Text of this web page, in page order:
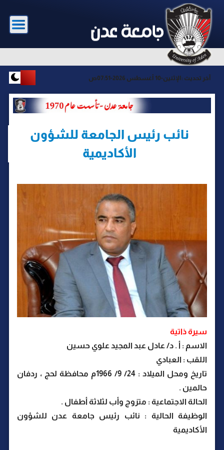
آخر تحديث : الإثنين-10 أغسطس 2026-07:51ص
نائب رئيس الجامعة للشؤون
الأكاديمية
سيرة ذاتية
الاسم : أ . د/ عادل عبد المجيد علوي حسين
اللقب : العبادي
تاريخ ومحل الميلاد
: 24/ 9/ 1966م محافظة لحج ، ردفان
حالمين .
الحالة الاجتماعية : متزوج وأب لثلاثة أطفال .
الوظيفة الحالية : نائب رئيس جامعة عدن للشؤون
الأكاديمية